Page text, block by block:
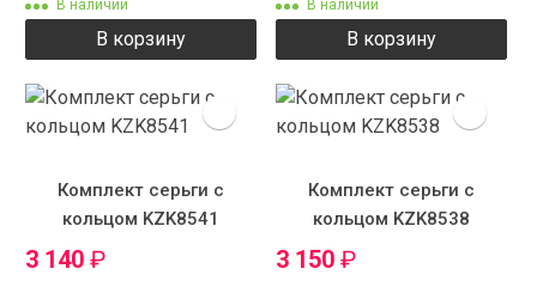
В наличии
В корзину
В наличии
В корзину
Комплект серьги с
кольцом KZK8541
3 140 ₽
Комплект серьги с
кольцом KZK8538
3 150 ₽